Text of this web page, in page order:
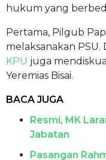
hukum yang
Pertama, Pilgub
melaksanakan
KPU juga
Yeremias Bisai.
BACA JUGA
Resmi, MK
Jabatan
Pasangan